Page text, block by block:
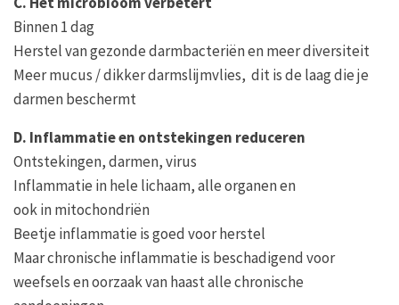
Binnen 1 dag
Herstel van gezonde darmbacteriën en meer diversiteit
Meer mucus / dikker darmslijmvlies, dit is de laag die je
darmen beschermt
D. Inflammatie en ontstekingen reduceren
Ontstekingen, darmen, virus
Inflammatie in hele lichaam, alle organen en
ook in mitochondriën
Beetje inflammatie is goed voor herstel
Maar chronische inflammatie is beschadigend voor
weefsels en oorzaak van haast alle chronische